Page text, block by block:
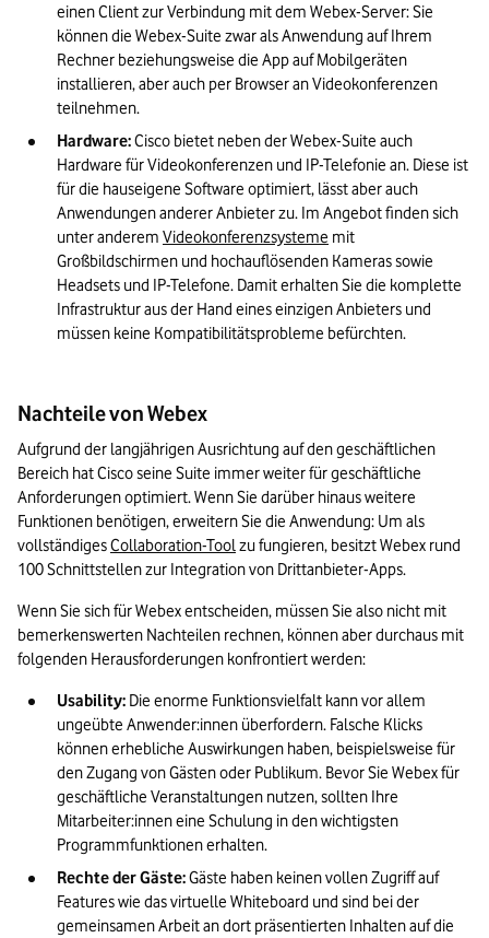
einen Client zur Verbindung mit dem Webex-Server: Sie
können die Webex-Suite zwar als Anwendung auf Ihrem
Rechner beziehungsweise die App auf Mobilgeräten
installieren, aber auch per Browser an Videokonferenzen
teilnehmen.
Hardware: Cisco bietet neben der Webex-Suite auch
Hardware für Videokonferenzen und IP-Telefonie an. Diese ist
für die hauseigene Software optimiert, lässt aber auch
Anwendungen anderer Anbieter zu. Im Angebot finden sich
unter anderem Videokonferenzsysteme mit
Großbildschirmen und hochauflösenden Kameras sowie
Headsets und IP-Telefone. Damit erhalten Sie die komplette
Infrastruktur aus der Hand eines einzigen Anbieters und
müssen keine Kompatibilitätsprobleme befürchten.
Nachteile von Webex
Aufgrund der langjährigen Ausrichtung auf den geschäftlichen
Bereich hat Cisco seine Suite immer weiter für geschäftliche
Anforderungen optimiert. Wenn Sie darüber hinaus weitere
Funktionen benötigen, erweitern Sie die Anwendung: Um als
vollständiges Collaboration-Tool zu fungieren, besitzt Webex rund
100 Schnittstellen zur Integration von Drittanbieter-Apps.
Wenn Sie sich für Webex entscheiden, müssen Sie also nicht mit
bemerkenswerten Nachteilen rechnen, können aber durchaus mit
folgenden Herausforderungen konfrontiert werden:
Usability: Die enorme Funktionsvielfalt kann vor allem
ungeübte Anwender:innen überfordern. Falsche Klicks
können erhebliche Auswirkungen haben, beispielsweise für
den Zugang von Gästen oder Publikum. Bevor Sie Webex für
geschäftliche Veranstaltungen nutzen, sollten Ihre
Mitarbeiter:innen eine Schulung in den wichtigsten
Programmfunktionen erhalten.
Rechte der Gäste: Gäste haben keinen vollen Zugriff auf
Features wie das virtuelle Whiteboard und sind bei der
gemeinsamen Arbeit an dort präsentierten Inhalten auf die